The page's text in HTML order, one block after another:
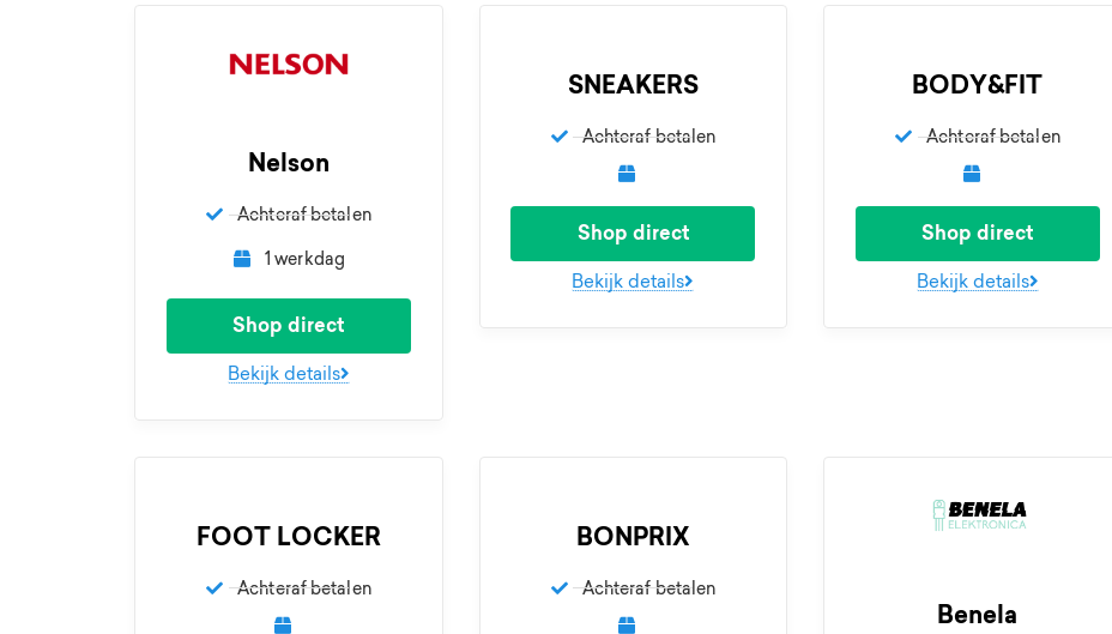
Nelson
Achteraf betalen
1 werkdag
Shop direct
Bekijk details
SNEAKERS
Achteraf betalen
Shop direct
Bekijk details
BODY&FIT
Achteraf betalen
Shop direct
Bekijk details
FOOT LOCKER
Achteraf betalen
BONPRIX
Achteraf betalen
Benela